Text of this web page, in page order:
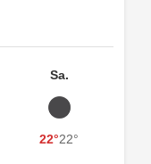
Sa.
22°22°